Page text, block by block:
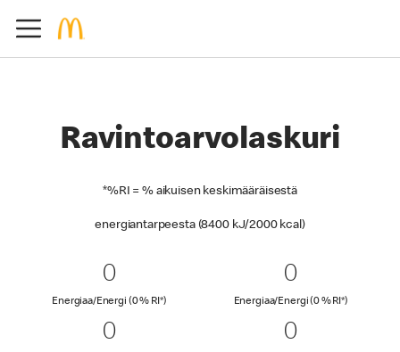
Ravintoarvolaskuri
*%RI = % aikuisen keskimääräisestä
energiantarpeesta (8400 kJ/2000 kcal)
0 Energiaa/Energi (0 % RI*)
00
Energiaa/Energi (0 % RI*)Energiaa/Energi (0 % päivittäisestä arvosta)
0
00
Energiaa/Energi (0 % RI*)Energiaa/
0 Rasvaa/Fett (0 % RI*)
00 0
00